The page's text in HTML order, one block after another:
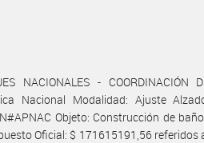
NACIONALES - COORDINACIÓN
Nacional Modalidad: Ajuste
Objeto: Construcción de
Oficial: $ 171615191,56 referidos